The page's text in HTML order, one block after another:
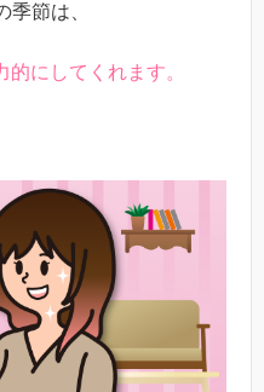
節は、
にしてくれます。